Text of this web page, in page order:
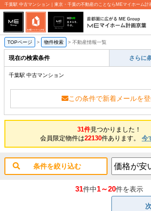
千葉駅 中古マンション｜東京・千葉の不動産のことならMEマイホーム計
TOPページ > 物件検索 > 不動産情報一覧
現在の検索条件 さらに
千葉駅 中古マンション
この条件で新着メールを
31件見つかりました！
会員限定物件は22130件あります。 今
条件を絞り込む
31件中1～20件を表示